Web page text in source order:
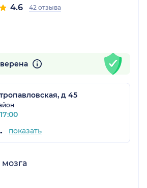
4.6 42 отзыва
д 45
06-61 показать